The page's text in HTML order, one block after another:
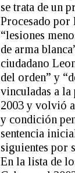
se trata de un
Procesado
“lesiones
de arma
ciudadano
del orden” y
vinculadas a
2003 y volvió
y condición
sentencia
siguientes por
En la lista de